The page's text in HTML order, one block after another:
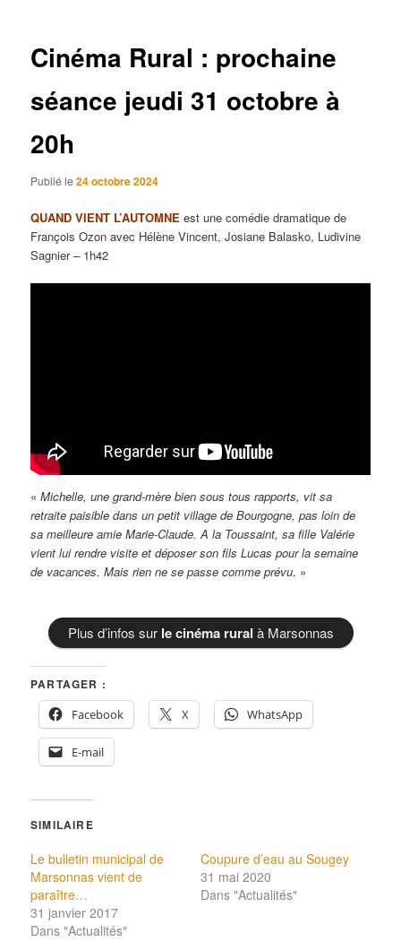
Cinéma Rural : prochaine
séance jeudi 31 octobre à
20h
Publié le24 octobre 2024
QUAND VIENT L’AUTOMNE est une comédie dramatique de
François Ozon avec Hélène Vincent, Josiane Balasko, Ludivine
Sagnier – 1h42
«Michelle, une grand-mère bien sous tous rapports, vit sa
retraite paisible dans un petit village de Bourgogne, pas loin de
sa meilleure amie Marie-Claude. A la Toussaint, sa fille Valérie
vient lui rendre visite et déposer son fils Lucas pour la semaine
de vacances. Mais rien ne se passe comme prévu. »
Plus d’infos sur le cinéma rural à Marsonnas
PARTAGER :
Facebook
X WhatsApp
E-mail
SIMILAIRE
Le bulletin municipal de
Marsonnas vient de
paraître…
31 janvier 2017
Dans "Actualités"
Coupure d’eau au Sougey
31 mai 2020
Dans "Actualités"